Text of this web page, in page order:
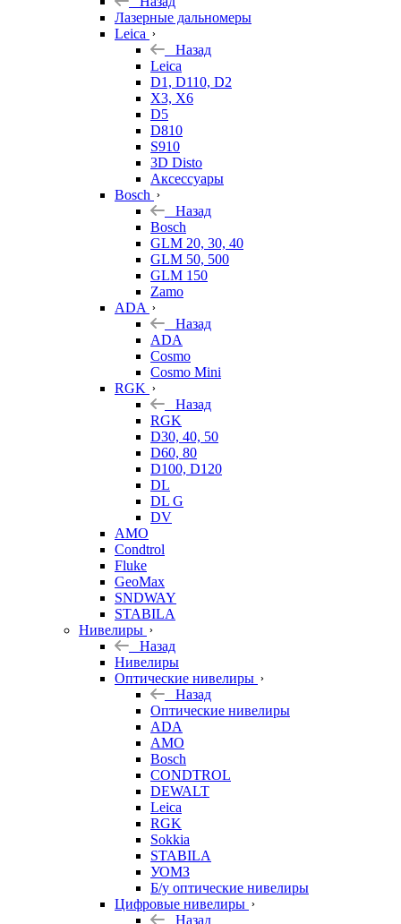
Лазерные дальномеры
Leica
Назад
Leica
D1, D110, D2
X3, X6
D5
D810
S910
3D Disto
Аксессуары
Bosch
Назад
Bosch
GLM 20, 30, 40
GLM 50, 500
GLM 150
Zamo
ADA
Назад
ADA
Cosmo
Cosmo Mini
RGK
Назад
RGK
D30, 40, 50
D60, 80
D100, D120
DL
DL G
DV
AMO
Condtrol
Fluke
GeoMax
SNDWAY
STABILA
Нивелиры
Назад
Нивелиры
Оптические нивелиры
Назад
Оптические нивелиры
ADA
AMO
Bosch
CONDTROL
DEWALT
Leica
RGK
Sokkia
STABILA
УОМЗ
Б/у оптические нивелиры
Цифровые нивелиры
Назад